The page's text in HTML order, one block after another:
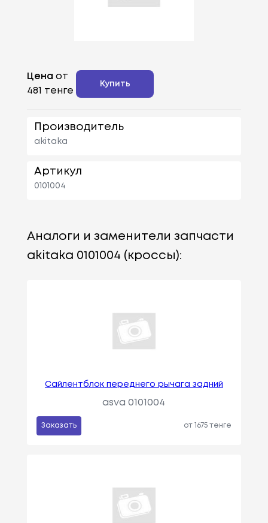
Цена от
481 тенге
Купить
Производитель
akitaka
Артикул
0101004
Аналоги и заменители запчасти
akitaka 0101004 (кроссы):
Сайлентблок переднего рычага задний
asva 0101004
Заказать от 1675 тенге